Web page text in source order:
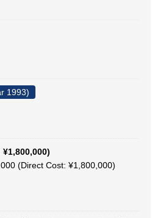
1993)
(Direct Cost: ¥1,800,000)